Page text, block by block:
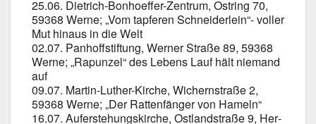
25.06. Dietrich-Bonhoeffer-Zentrum, Ost­ring 70,
59368 Wer­ne; „Vom tap­fe­ren Schnei­der­lein“- vol­ler
Mut hin­aus in die Welt
02.07. Pan­hoff­stif­tung, Wer­ner Stra­ße 89, 59368
Wer­ne; „Rapun­zel“ des Lebens Lauf hält nie­mand
auf
09.07. Martin-Luther-Kirche, Wichern­stra­ße 2,
59368 Wer­ne; „Der Rat­ten­fän­ger von Hameln“
16.07. Auf­er­ste­hungs­kir­che, Ost­land­stra­ße 9, Her­